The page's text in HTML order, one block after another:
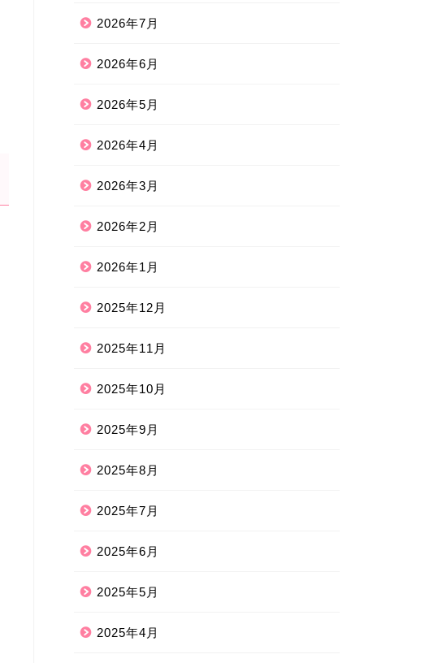
2026年7月
2026年6月
2026年5月
2026年4月
2026年3月
2026年2月
2026年1月
2025年12月
2025年11月
2025年10月
2025年9月
2025年8月
2025年7月
2025年6月
2025年5月
2025年4月